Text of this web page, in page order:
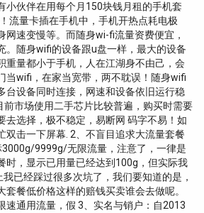
小伙伴在用每个月150块钱月租的手机套
流量卡插在手机中，手机开热点耗电极
网速变慢等。而随身wi-fi流量资费便宜，
。随身wifi的设备跟u盘一样，最大的设备
重量都小于手机，人在江湖身不由己，会
当wifi，在家当宽带，两不耽误！随身wifi
台设备同时连接，网速和设备依旧运行稳
前市场使用二手芯片比较普遍，购买时需要
去选择，极不稳定，易断网 码字不易！如
双击一下屏幕. 2、不盲目追求大流量套餐
9999g/无限流量，注意了，一律是
时，显示已用量已经达到100g，但实际我
已经踩过很多次坑了，我们要知道的是，
餐低价格这样的赔钱买卖谁会去做呢。
速通用流量，假 3、实名与销户：自2013